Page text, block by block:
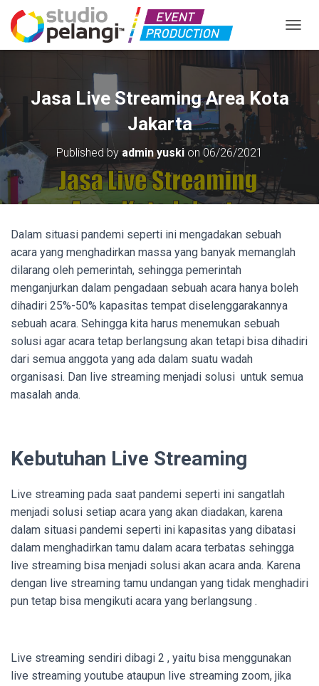
Jasa Live Streaming Area Kota
Jakarta
Published by admin yuski on 06/26/2021
Dalam situasi pandemi seperti ini mengadakan sebuah
acara yang menghadirkan massa yang banyak memanglah
dilarang oleh pemerintah, sehingga pemerintah
menganjurkan dalam pengadaan sebuah acara hanya boleh
dihadiri 25%-50% kapasitas tempat diselenggarakannya
sebuah acara. Sehingga kita harus menemukan sebuah
solusi agar acara tetap berlangsung akan tetapi bisa dihadiri
dari semua anggota yang ada dalam suatu wadah
organisasi. Dan live streaming menjadi solusi untuk semua
masalah anda.
Kebutuhan Live Streaming
Live streaming pada saat pandemi seperti ini sangatlah
menjadi solusi setiap acara yang akan diadakan, karena
dalam situasi pandemi seperti ini kapasitas yang dibatasi
dalam menghadirkan tamu dalam acara terbatas sehingga
live streaming bisa menjadi solusi akan acara anda. Karena
dengan live streaming tamu undangan yang tidak menghadiri
pun tetap bisa mengikuti acara yang berlangsung .
Live streaming sendiri dibagi 2 , yaitu bisa menggunakan
live streaming youtube ataupun live streaming zoom, jika